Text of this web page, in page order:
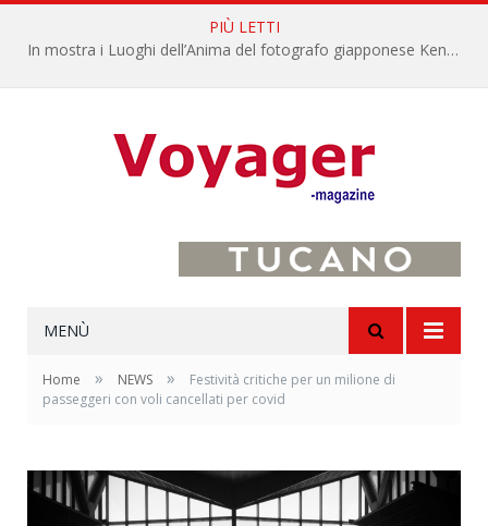
PIÙ LETTI
L’Oltrepò pavese si valorizza attraverso 15 percorsi enoturistici
MENÙ
Home » NEWS »
Festività critiche per un milione di
passeggeri con voli cancellati per covid